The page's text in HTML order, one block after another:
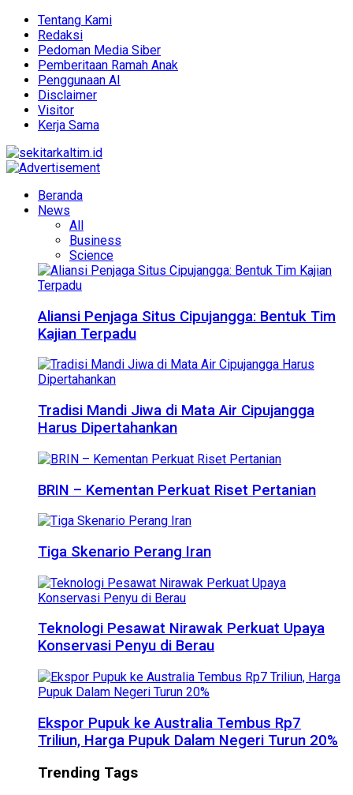
Tentang Kami
Redaksi
Pedoman Media Siber
Pemberitaan Ramah Anak
Penggunaan AI
Disclaimer
Visitor
Kerja Sama
Beranda
News
All
Business
Science
Aliansi Penjaga Situs Cipujangga: Bentuk Tim
Kajian Terpadu
Tradisi Mandi Jiwa di Mata Air Cipujangga
Harus Dipertahankan
BRIN – Kementan Perkuat Riset Pertanian
Tiga Skenario Perang Iran
Teknologi Pesawat Nirawak Perkuat Upaya
Konservasi Penyu di Berau
Ekspor Pupuk ke Australia Tembus Rp7
Triliun, Harga Pupuk Dalam Negeri Turun 20%
Trending Tags